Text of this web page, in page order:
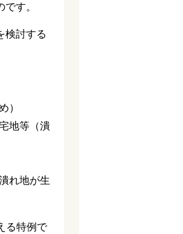
す。
検討する
）
地等（潰
れ地が生
る特例で